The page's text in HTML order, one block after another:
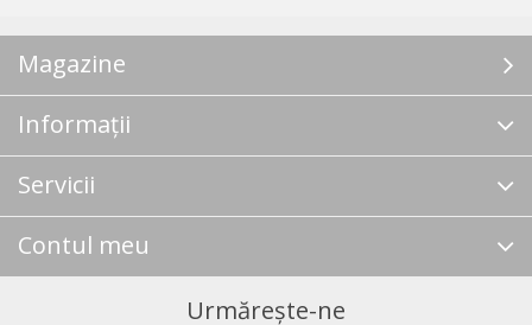
Magazine
Informații
Servicii
Contul meu
Urmărește-ne